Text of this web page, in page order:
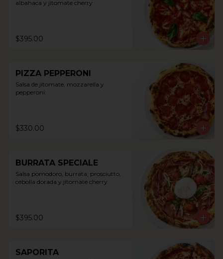
albahaca y jitomate cherry
$395.00
PIZZA PEPPERONI
Salsa de jitomate, mozzarella y
pepperoni.
$330.00
BURRATA SPECIALE
Salsa pomodoro, burrata, prosciutto,
cebolla dorada y jitomate cherry
$395.00
SAPORITA